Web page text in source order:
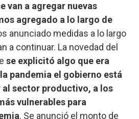
van a agregar nuevas
agregado a lo largo de
anunciado medidas a lo largo
a continuar. La novedad del
se explicitó algo que era
pandemia el gobierno está
al sector productivo, a los
vulnerables para
. Se anunció el monto de